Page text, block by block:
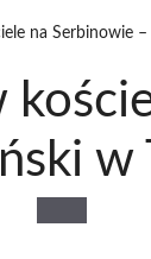
na Serbinowie –